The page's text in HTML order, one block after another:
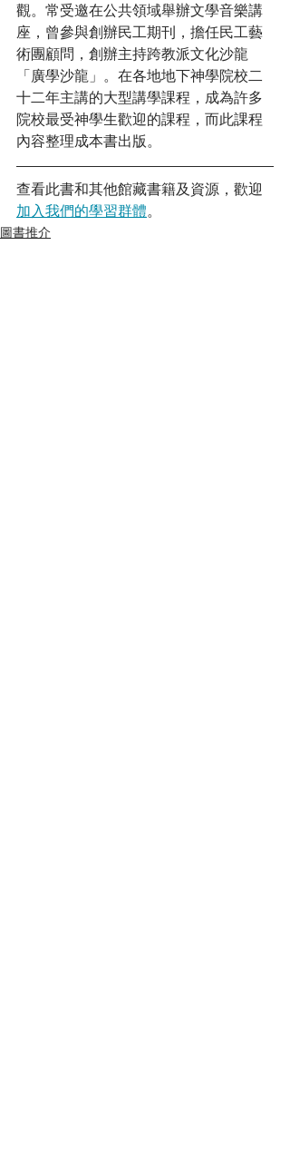
觀。常受邀在公共領域舉辦文學音樂講
座，曾參與創辦民工期刊，擔任民工藝
術團顧問，創辦主持跨教派文化沙龍
「廣學沙龍」。在各地地下神學院校二
十二年主講的大型講學課程，成為許多
院校最受神學生歡迎的課程，而此課程
內容整理成本書出版。
查看此書和其他館藏書籍及資源，歡迎
加入我們的學習群體。
圖書推介